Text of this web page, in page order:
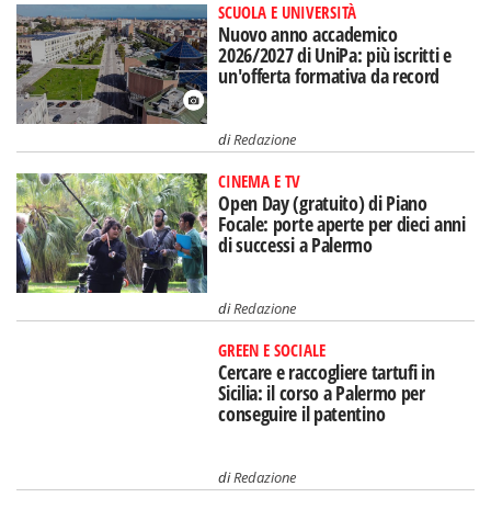
SCUOLA E UNIVERSITÀ
Nuovo anno accademico
2026/2027 di UniPa: più iscritti e
un'offerta formativa da record
diRedazione
CINEMA E TV
Open Day (gratuito) di Piano
Focale: porte aperte per dieci anni
di successi a Palermo
diRedazione
GREEN E SOCIALE
Cercare e raccogliere tartufi in
Sicilia: il corso a Palermo per
conseguire il patentino
diRedazione